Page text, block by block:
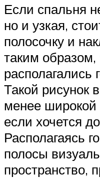
Если спальня
но и узкая,
полосочку и
таким
располагались
Такой рисунок
менее широкой
если хочется
Располагаясь
полосы
пространство,